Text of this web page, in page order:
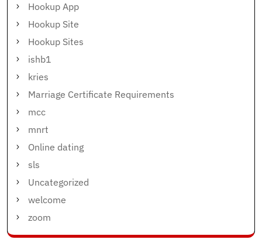
Hookup App
Hookup Site
Hookup Sites
ishb1
kries
Marriage Certificate Requirements
mcc
mnrt
Online dating
sls
Uncategorized
welcome
zoom